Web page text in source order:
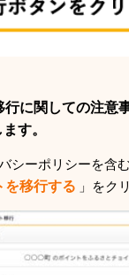
行に関しての注意
す。
シーポリシーを含
移行する 」をク